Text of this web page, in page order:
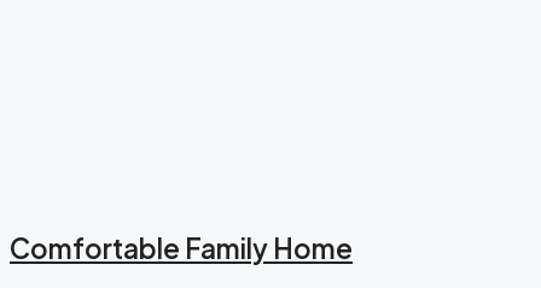
Comfortable Family Home